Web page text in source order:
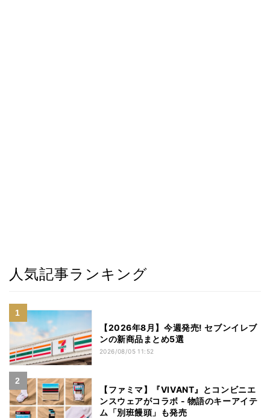
人気記事ランキング
【2026年8月】今週発売! セブンイレブ
ンの新商品まとめ5選
2026/08/05 11:52
【ファミマ】『VIVANT』とコンビニエ
ンスウェアがコラボ - 物語のキーアイテ
ム「別班饅頭」も発売